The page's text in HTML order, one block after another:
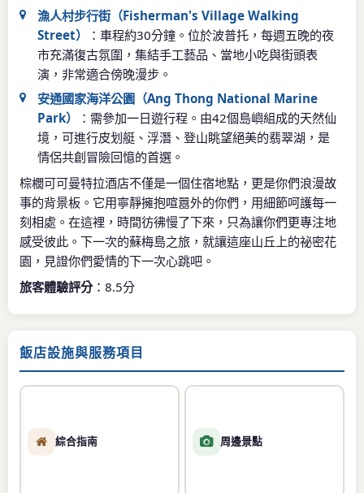
漁人村步行街（Fisherman's Village Walking
Street）
：車程約30分鐘。位於波普托，每週五晚的夜
市充滿復古氛圍，集結手工藝品、當地小吃與街頭表
演，非常適合傍晚漫步。
安通國家海洋公園（Ang Thong National Marine
Park）
：需參加一日遊行程。由42個島嶼組成的天然仙
境，可進行皮划艇、浮潛、登山眺望絕美的翡翠湖，是
情侶共創冒險回憶的首選。
棕櫚可可曼特拉酒店不僅是一個住宿地點，更是你們浪漫故
事的背景板。它用寧靜擁抱喧囂外的你們，用細節呵護每一
刻相處。在這裡，時間彷彿慢了下來，只為讓你們更專注地
感受彼此。下一次的蘇梅島之旅，就讓這座山丘上的祕密花
園，見證你們愛情的下一次心跳吧。
旅客體驗評分：8.5分
飯店設施與服務項目
綜合指南 周邊景點